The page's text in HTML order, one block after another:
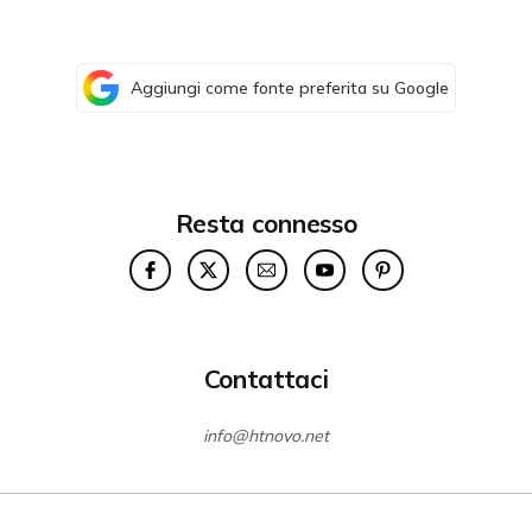
Aggiungi come fonte preferita su Google
Resta connesso
Contattaci
info@htnovo.net